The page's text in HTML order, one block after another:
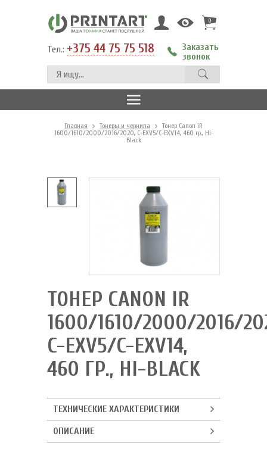
0
Тел.: +375 44 75 75 518
Заказать
звонок
Главная Тонеры и чернила
Тонер Canon iR
1600/1610/2000/2016/2020, C-EXV5/C-EXV14, 460 гр., Hi-
Black
ТОНЕР CANON IR
1600/1610/2000/2016/
C-EXV5/C-EXV14,
460 ГР., HI-BLACK
ТЕХНИЧЕСКИЕ ХАРАКТЕРИСТИКИ
ОПИСАНИЕ